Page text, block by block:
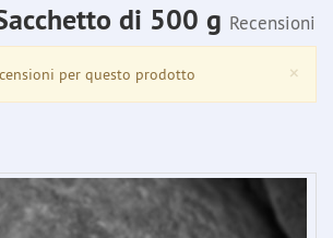
di 500 g Recensioni
×
per questo prodotto